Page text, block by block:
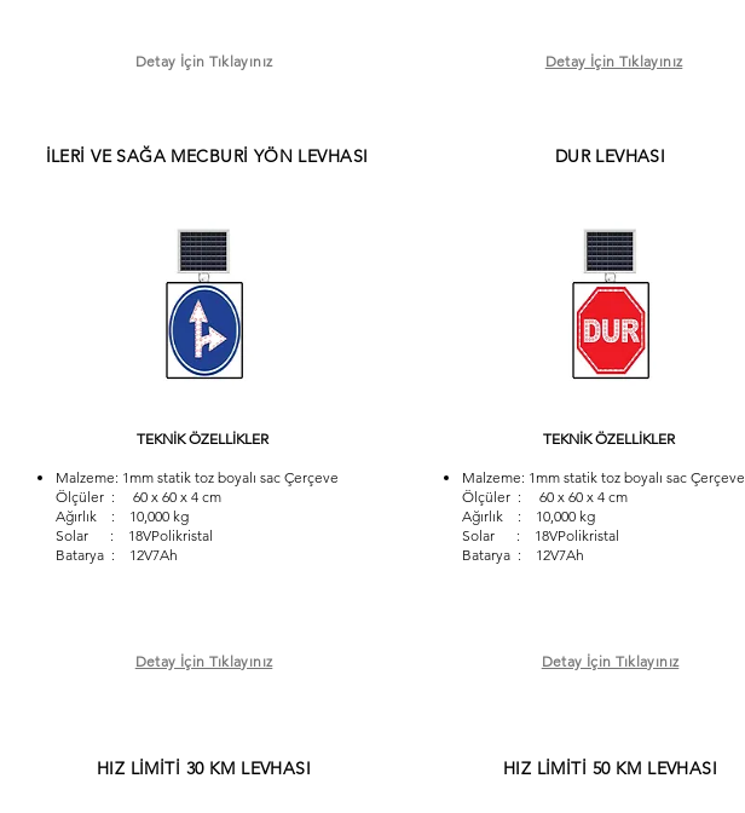
Detay İçin Tıklayınız Detay İçin Tıklayınız
İLERİ VE SAĞA MECBURİ YÖN LEVHASI
TEKNİK ÖZELLİKLER
Malzeme: 1mm statik toz boyalı sac Çerçeve
Ölçüler : 60 x 60 x 4 cm
Ağırlık : 10,000 kg
Solar : 18VPolikristal
Batarya : 12V7Ah
Detay İçin Tıklayınız
DUR LEVHASI
TEKNİK ÖZELLİKLER
Malzeme: 1mm statik toz boyalı sac Çerçeve
Ölçüler : 60 x 60 x 4 cm
Ağırlık : 10,000 kg
Solar : 18VPolikristal
Batarya : 12V7Ah
Detay İçin Tıklayınız
HIZ LİMİTİ 30 KM LEVHASI HIZ LİMİTİ 50 KM LEVHASI